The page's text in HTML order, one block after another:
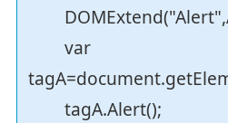
var
tagA.Alert();